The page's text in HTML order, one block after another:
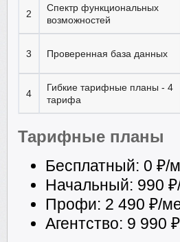
2
Спектр функциональных
возможностей
3 Проверенная база данных
4
Гибкие тарифные планы - 4
тарифа
Тарифные планы
Бесплатный: 0 ₽/
Начальный: 990
Профи: 2 490 ₽/
Агентство: 9 990